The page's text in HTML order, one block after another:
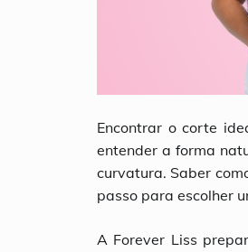
Encontrar o corte
entender a forma
curvatura. Saber
passo para escolher
A Forever Liss